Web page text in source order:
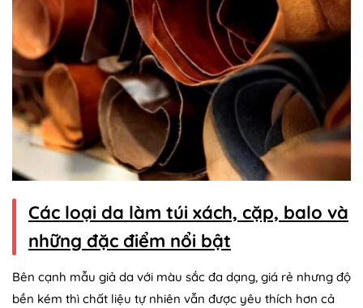
Các loại da làm túi xách, cặp, balo và
những đặc điểm nổi bật
Bên cạnh mẫu giả da với màu sắc đa dạng, giá rẻ nhưng độ
bền kém thì chất liệu tự nhiên vẫn được yêu thích hơn cả